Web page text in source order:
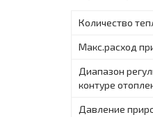
Количество
Макс.расход
Диапазон
контуре
Давление